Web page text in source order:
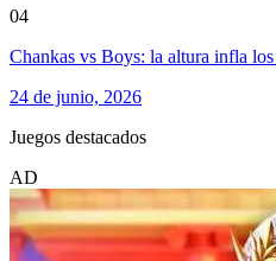
04
Chankas vs Boys: la altura infla
24 de junio, 2026
Juegos destacados
AD